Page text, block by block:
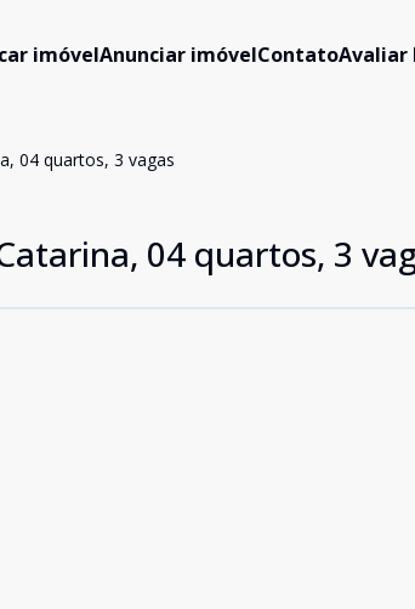
imóvelAnunciar imóvelContatoAvaliar
04 quartos, 3 vagas
04 quartos, 3